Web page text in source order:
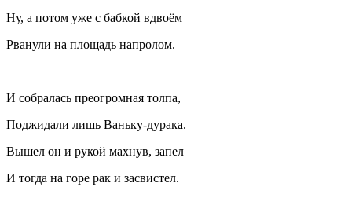
Ну, а потом уже с бабкой вдвоём
Рванули на площадь напролом.
И собралась преогромная толпа,
Поджидали лишь Ваньку-дурака.
Вышел он и рукой махнув, запел
И тогда на горе рак и засвистел.